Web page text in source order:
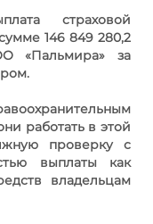
страховой
146 849 280,2
«Пальмира» за
работать в этой
проверку с
выплаты как
владельцам